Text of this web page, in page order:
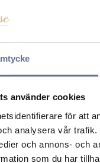
använder cookies
för att
analysera vår
och annons- och
som du har
rund 11-KUL120
kr215kr